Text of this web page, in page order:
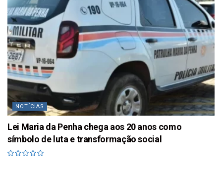
NOTÍCIAS
Lei Maria da Penha chega aos 20 anos como
símbolo de luta e transformação social